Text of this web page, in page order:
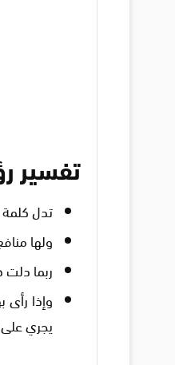
تفسير
تدل كلمة
ولها
ربما دلت
وإذا
يجري